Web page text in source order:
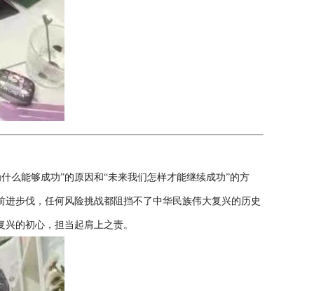
么能够成功”的原因和“未来我们怎样才能继续成功”的方
步伐，任何风险挑战都阻挡不了中华民族伟大复兴的历史
的初心，担当起肩上之责。